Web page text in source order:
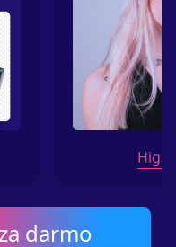
High
darmo